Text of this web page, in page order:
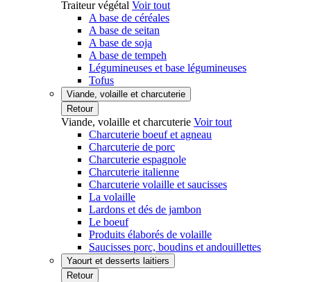
Traiteur végétal Voir tout
A base de céréales
A base de seitan
A base de soja
A base de tempeh
Légumineuses et base légumineuses
Tofus
Viande, volaille et charcuterie
Retour
Viande, volaille et charcuterie Voir tout
Charcuterie boeuf et agneau
Charcuterie de porc
Charcuterie espagnole
Charcuterie italienne
Charcuterie volaille et saucisses
La volaille
Lardons et dés de jambon
Le boeuf
Produits élaborés de volaille
Saucisses porc, boudins et andouillettes
Yaourt et desserts laitiers
Retour